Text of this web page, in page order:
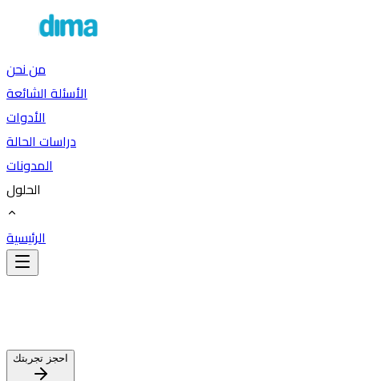
من نحن
الأسئلة الشائعة
الأدوات
دراسات الحالة
المدونات
الحلول
الرئيسية
احجز تجربتك